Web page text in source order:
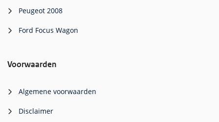
Peugeot 2008
Ford Focus Wagon
Voorwaarden
Algemene voorwaarden
Disclaimer